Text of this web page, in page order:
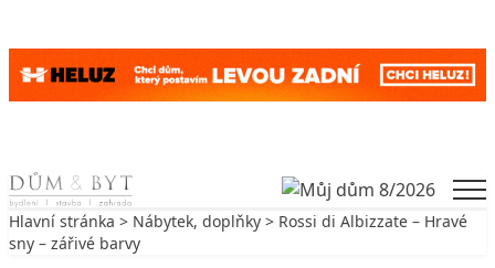
Skip to content
Hlavní stránka > Nábytek, doplňky > Rossi di Albizzate – Hravé
sny – zářivé barvy